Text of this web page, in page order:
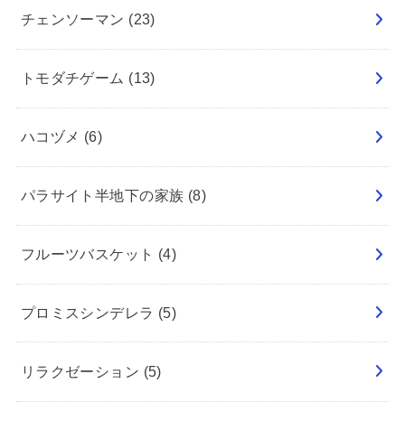
チェンソーマン (23)
トモダチゲーム (13)
ハコヅメ (6)
パラサイト半地下の家族 (8)
フルーツバスケット (4)
プロミスシンデレラ (5)
リラクゼーション (5)